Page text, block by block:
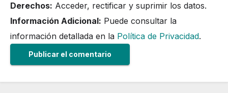
Derechos: Acceder, rectificar y suprimir los datos.
Información Adicional: Puede consultar la
información detallada en la Política de Privacidad.